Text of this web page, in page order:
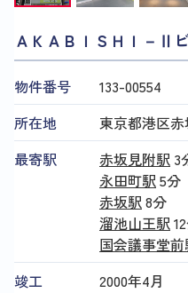
ＡＫＡＢＩＳＨＩ－Ⅱ
物件番号
133​-​00554
所在地
東京都港区
最寄駅
赤坂見附駅 3
永田町駅5分
赤坂駅8分
溜池山王駅
国会議事堂
竣工
2000年4月